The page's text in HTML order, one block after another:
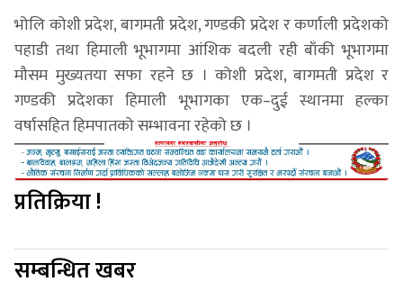
भोलि कोशी प्रदेश, बागमती प्रदेश, गण्डकी प्रदेश र कर्णाली प्रदेशको
पहाडी तथा हिमाली भूभागमा आंशिक बदली रही बाँकी भूभागमा
मौसम मुख्यतया सफा रहने छ । कोशी प्रदेश, बागमती प्रदेश र
गण्डकी प्रदेशका हिमाली भूभागका एक–दुई स्थानमा हल्का
वर्षासहित हिमपातको सम्भावना रहेको छ ।
प्रतिक्रिया !
सम्बन्धित खबर